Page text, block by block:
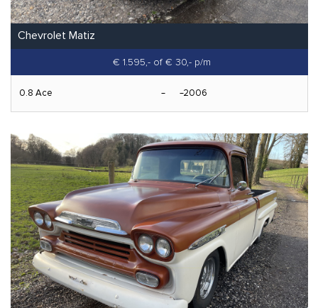
Chevrolet Matiz
€ 1.595,- of € 30,- p/m
0.8 Ace 2006